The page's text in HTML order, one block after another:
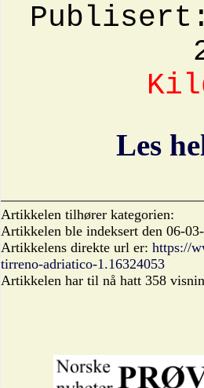
Les
Artikkelen tilhører kategorien:
Artikkelen ble indeksert den 06-
Artikkelens direkte url er: https://
tirreno-adriatico-1.16324053
Artikkelen har til nå hatt 358